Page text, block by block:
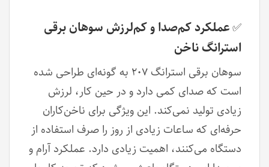
✅عملکرد کم‌صدا و کم‌لرزش سوهان برقی
استرانگ ناخن
سوهان برقی استرانگ ۲۰۷ به گونه‌ای طراحی شده
است که صدای کمی دارد و در حین کار، لرزش
زیادی تولید نمی‌کند. این ویژگی برای ناخن‌کاران
حرفه‌ای که ساعات زیادی از روز را صرف استفاده از
دستگاه می‌کنند، اهمیت زیادی دارد. عملکرد آرام و